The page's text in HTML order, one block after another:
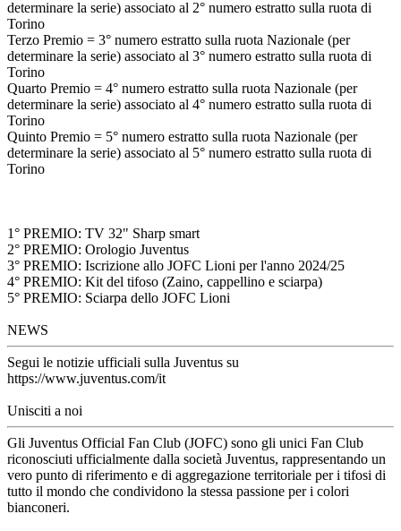
determinare la serie) associato al 2° numero estratto sulla ruota di
Torino
Terzo Premio = 3° numero estratto sulla ruota Nazionale (per
determinare la serie) associato al 3° numero estratto sulla ruota di
Torino
Quarto Premio = 4° numero estratto sulla ruota Nazionale (per
determinare la serie) associato al 4° numero estratto sulla ruota di
Torino
Quinto Premio = 5° numero estratto sulla ruota Nazionale (per
determinare la serie) associato al 5° numero estratto sulla ruota di
Torino
1° PREMIO: TV 32" Sharp smart
2° PREMIO: Orologio Juventus
3° PREMIO: Iscrizione allo JOFC Lioni per l'anno 2024/25
4° PREMIO: Kit del tifoso (Zaino, cappellino e sciarpa)
5° PREMIO: Sciarpa dello JOFC Lioni
NEWS
Segui le notizie ufficiali sulla Juventus su
https://www.juventus.com/it
Unisciti a noi
Gli Juventus Official Fan Club (JOFC) sono gli unici Fan Club
riconosciuti ufficialmente dalla società Juventus, rappresentando un
vero punto di riferimento e di aggregazione territoriale per i tifosi di
tutto il mondo che condividono la stessa passione per i colori
bianconeri.